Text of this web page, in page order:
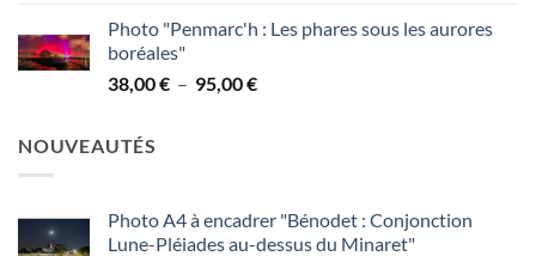
prix :
à
Photo "Penmarc'h : Les phares sous les aurores
boréales"
38,00€ – 95,00€Plage
NOUVEAUTÉS
Photo A4 à encadrer "Bénodet : Conjonction
Lune-Pléiades au-dessus du Minaret"